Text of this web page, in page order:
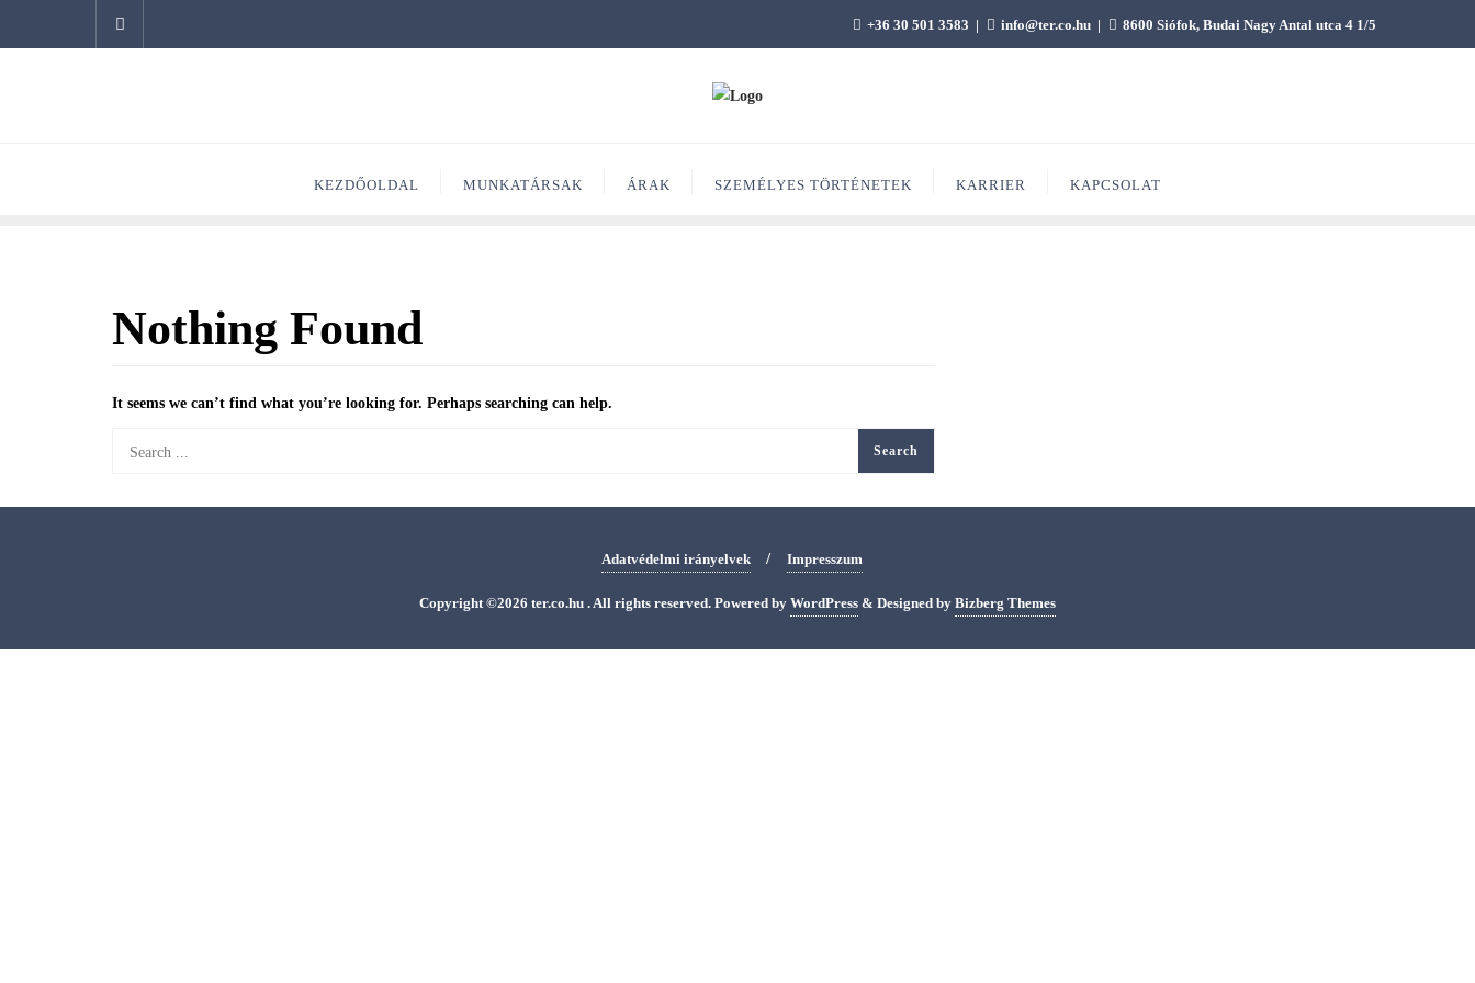
+36 30 501 3583 info@ter.co.hu 8600 Siófok, Budai Nagy Antal utca 4 1/5
KEZDŐOLDAL MUNKATÁRSAK ÁRAK SZEMÉLYES TÖRTÉNETEK KARRIER KAPCSOLAT
Nothing Found
It seems we can’t find what you’re looking for. Perhaps searching can help.
Adatvédelmi irányelvek Impresszum
Copyright ©2026 ter.co.hu . All rights reserved. Powered by WordPress & Designed by Bizberg Themes